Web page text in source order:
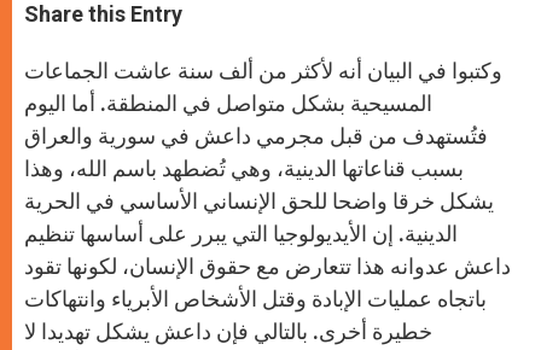
t
s
p
p
s
e
g
e
r
e
b
o
k
Share this Entry
وكتبوا في البيان أنه لأكثر من ألف سنة عاشت الجماعات
المسيحية بشكل متواصل في المنطقة. أما اليوم
فتُستهدف من قبل مجرمي داعش في سورية والعراق
بسبب قناعاتها الدينية، وهي تُضطهد باسم الله، وهذا
يشكل خرقا واضحا للحق الإنساني الأساسي في الحرية
الدينية. إن الأيديولوجيا التي يبرر على أساسها تنظيم
داعش عدوانه هذا تتعارض مع حقوق الإنسان، لكونها تقود
باتجاه عمليات الإبادة وقتل الأشخاص الأبرياء وانتهاكات
خطيرة أخرى. بالتالي فإن داعش يشكل تهديدا لا